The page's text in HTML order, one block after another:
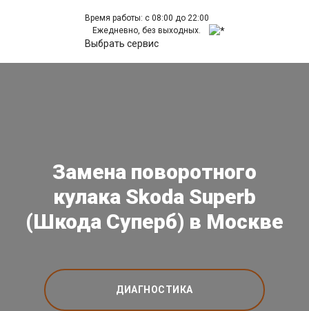
Время работы: с 08:00 до 22:00
Ежедневно, без выходных.
Выбрать сервис
Замена поворотного
кулака Skoda Superb
(Шкода Суперб) в Москве
ДИАГНОСТИКА